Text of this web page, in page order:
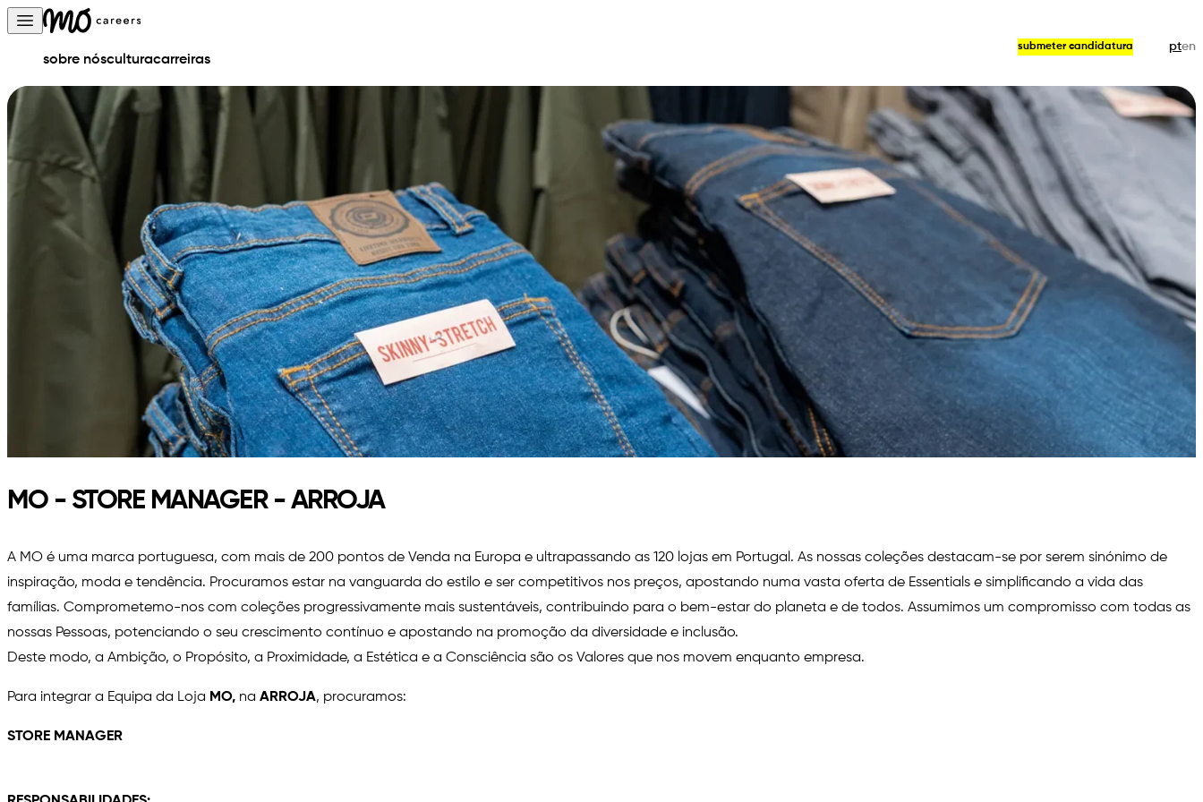
Skip to content
Open main menu
sobre nósculturacarreiras
submeter candidatura pten
MO - STORE MANAGER - ARROJA
A MO é uma marca portuguesa, com mais de 200 pontos de Venda na Europa e ultrapassando as 120 lojas em Portugal. As nossas coleções destacam-se por serem sinónimo de
inspiração, moda e tendência. Procuramos estar na vanguarda do estilo e ser competitivos nos preços, apostando numa vasta oferta de Essentials e simplificando a vida das
famílias. Comprometemo-nos com coleções progressivamente mais sustentáveis, contribuindo para o bem-estar do planeta e de todos. Assumimos um compromisso com todas as
nossas Pessoas, potenciando o seu crescimento contínuo e apostando na promoção da diversidade e inclusão.
Deste modo, a Ambição, o Propósito, a Proximidade, a Estética e a Consciência são os Valores que nos movem enquanto empresa.
Para integrar a Equipa da Loja MO, na ARROJA, procuramos:
STORE MANAGER